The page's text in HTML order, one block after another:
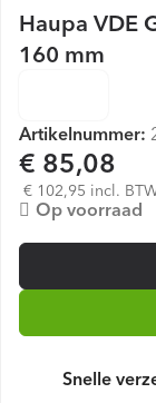
Haupa VDE
160 mm
Artikelnummer:
€ 85,08
€ 102,95 incl.
Op voorraad
Snelle